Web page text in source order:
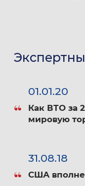
и внешняя
Методика и
проблем
отношений
01.01.20
Как ВТО за
мировую
31.08.18
США вполне